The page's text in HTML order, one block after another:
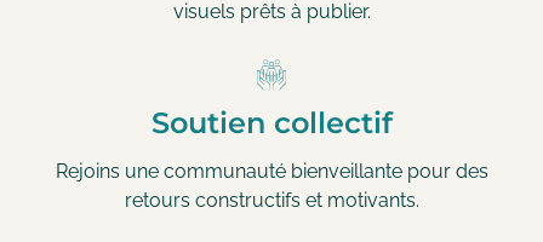
visuels prêts à publier.
Soutien collectif
Rejoins une communauté bienveillante pour des
retours constructifs et motivants.